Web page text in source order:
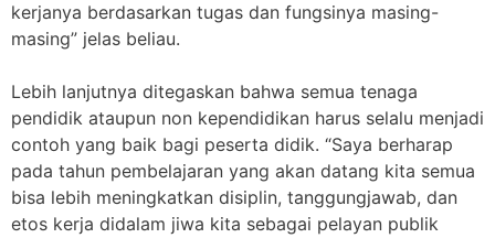
kerjanya berdasarkan tugas dan fungsinya masing-
masing” jelas beliau.
Lebih lanjutnya ditegaskan bahwa semua tenaga
pendidik ataupun non kependidikan harus selalu menjadi
contoh yang baik bagi peserta didik. “Saya berharap
pada tahun pembelajaran yang akan datang kita semua
bisa lebih meningkatkan disiplin, tanggungjawab, dan
etos kerja didalam jiwa kita sebagai pelayan publik